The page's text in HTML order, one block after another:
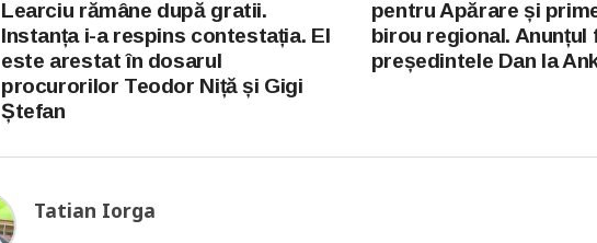
pentru Apărare și
birou regional. Anunțul
președintele Dan la
Learciu rămâne după gratii.
Instanța i-a respins contestația. El
este arestat în dosarul
procurorilor Teodor Niță și Gigi
Ștefan
Tatian Iorga